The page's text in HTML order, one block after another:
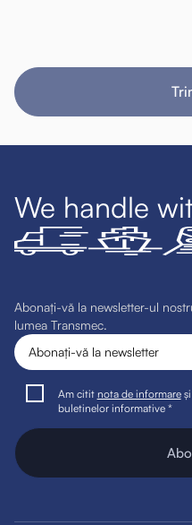
We handle
Abonați-vă la newsletter-ul
lumea Transmec.
Am citit nota de informareși
buletinelor informative *